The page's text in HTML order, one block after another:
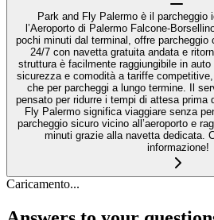
Park and Fly Palermo è il parcheggio
l’Aeroporto di Palermo Falcone-
pochi minuti dal terminal, offre
24/7 con navetta gratuita andata e ritorno
struttura è facilmente raggiungibile in
sicurezza e comodità a tariffe
che per parcheggi a lungo termine. Il
pensato per ridurre i tempi di attesa prima del volo.
Fly Palermo significa viaggiare senza
parcheggio sicuro vicino all’aeroporto e
minuti grazie alla navetta dedicata. Chiamaci per qualsiasi
informazione!
Caricamento...